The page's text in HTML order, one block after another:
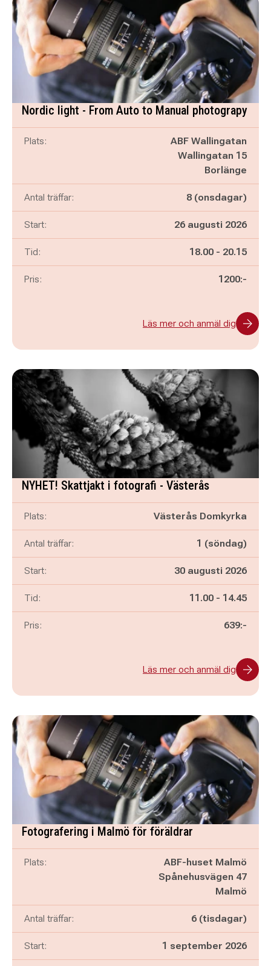
Nordic light - From Auto to Manual photograpy
Plats:
ABF Wallingatan
Wallingatan 15
Borlänge
Antal träffar: 8 (onsdagar)
Start: 26 augusti 2026
Tid: Pågår mellan
18.00 - och
20.15
Pris: 1200:-
Läs mer och anmäl dig
NYHET! Skattjakt i fotografi - Västerås
Plats: Västerås Domkyrka
Antal träffar: 1 (söndag)
Start: 30 augusti 2026
Tid: Pågår mellan
11.00 - och
14.45
Pris: 639:-
Läs mer och anmäl dig
Fotografering i Malmö för föräldrar
Plats:
ABF-huset Malmö
Spånehusvägen 47
Malmö
Antal träffar: 6 (tisdagar)
Start: 1 september 2026